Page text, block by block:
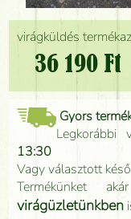
virágküldés
36 190 Ft
Gyors
Legkorábbi
13:30
Vagy választott
Termékünket
virágüzletünkben